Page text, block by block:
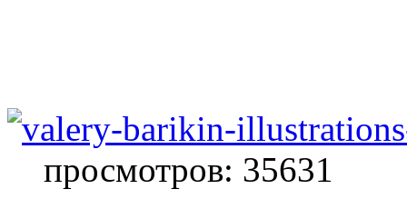
просмотров: 35631